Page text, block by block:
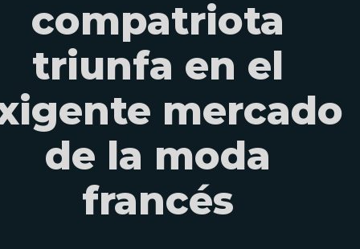
compatriota
triunfa en el
mercado
de la moda
francés